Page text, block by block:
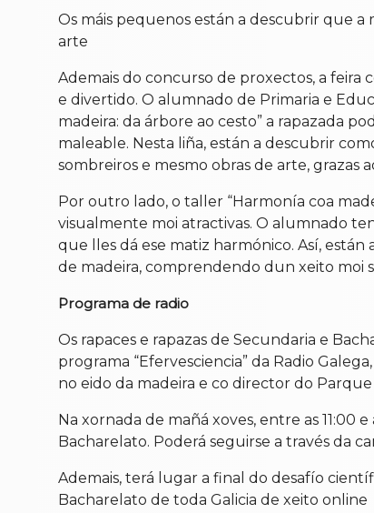
Os máis pequenos están a descubrir que
arte
Ademais do concurso de proxectos, a feira
e divertido. O alumnado de Primaria e
madeira: da árbore ao cesto” a rapazada
maleable. Nesta liña, están a descubrir
sombreiros e mesmo obras de arte, grazas
Por outro lado, o taller “Harmonía coa
visualmente moi atractivas. O alumnado
que lles dá ese matiz harmónico. Así,
de madeira, comprendendo dun xeito moi
Programa de radio
Os rapaces e rapazas de Secundaria e
programa “Efervesciencia” da Radio
no eido da madeira e co director do
Na xornada de mañá xoves, entre as 11:00
Bacharelato. Poderá seguirse a través da
Ademais, terá lugar a final do desafío
Bacharelato de toda Galicia de xeito online